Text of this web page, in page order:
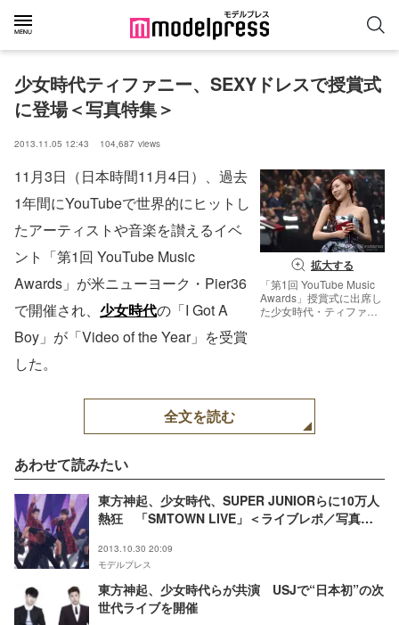
少女時代ティファニー、SEXYドレスで授賞式
に登場＜写真特集＞
2013.11.05 12:43 104,687 views
拡大する
「第1回 YouTube Music
Awards」授賞式に出席し
た少女時代・ティファニ
11月3日（日本時間11月4日）、過去
1年間にYouTubeで世界的にヒットし
たアーティストや音楽を讃えるイベ
ント「第1回 YouTube Music
Awards」が米ニューヨーク・Pier36
で開催され、 少女時代の「I Got A
Boy」が「Video of the Year」を受賞
した。
全文を読む
あわせて読みたい
東方神起、少女時代、SUPER JUNIORらに10万人
熱狂 「SMTOWN LIVE」＜ライブレポ／写真特
2013.10.30 20:09
モデルプレス
東方神起、少女時代らが共演 USJで“日本初”の次
世代ライブを開催